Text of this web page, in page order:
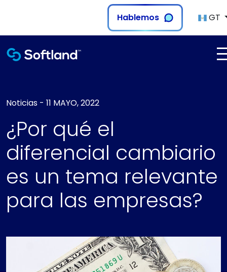
Hablemos GT
Noticias - 11 MAYO, 2022
¿Por qué el
diferencial cambiario
es un tema relevante
para las empresas?